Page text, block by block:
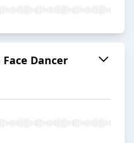
Dancer